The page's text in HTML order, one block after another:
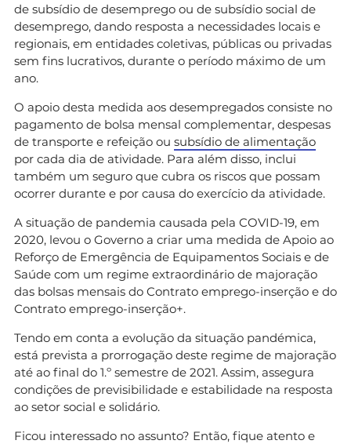
de subsídio de desemprego ou de subsídio social de
desemprego, dando resposta a necessidades locais e
regionais, em entidades coletivas, públicas ou privadas
sem fins lucrativos, durante o período máximo de um
ano.
O apoio desta medida aos desempregados consiste no
pagamento de bolsa mensal complementar, despesas
de transporte e refeição ou subsídio de alimentação
por cada dia de atividade. Para além disso, inclui
também um seguro que cubra os riscos que possam
ocorrer durante e por causa do exercício da atividade.
A situação de pandemia causada pela COVID-19, em
2020, levou o Governo a criar uma medida de Apoio ao
Reforço de Emergência de Equipamentos Sociais e de
Saúde com um regime extraordinário de majoração
das bolsas mensais do Contrato emprego-inserção e do
Contrato emprego-inserção+.
Tendo em conta a evolução da situação pandémica,
está prevista a prorrogação deste regime de majoração
até ao final do 1.º semestre de 2021. Assim, assegura
condições de previsibilidade e estabilidade na resposta
ao setor social e solidário.
Ficou interessado no assunto? Então, fique atento e